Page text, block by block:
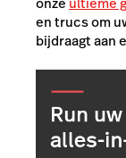
en trucs om
bijdraagt aan